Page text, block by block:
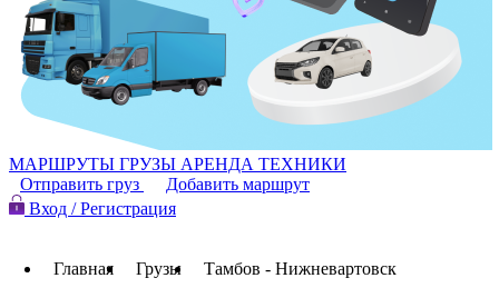
МАРШРУТЫ ГРУЗЫ АРЕНДА ТЕХНИКИ
Отправить груз
Добавить маршрут
Вход / Регистрация
Главная Грузы Тамбов - Нижневартовск